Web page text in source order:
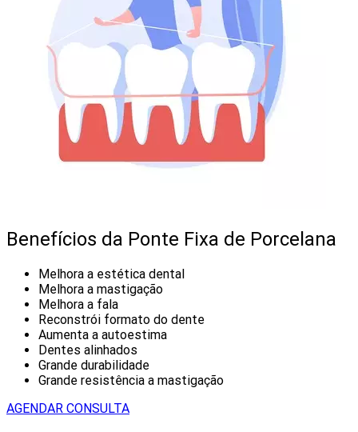
Benefícios da Ponte Fixa de Porcelana
Melhora a estética dental
Melhora a mastigação
Melhora a fala
Reconstrói formato do dente
Aumenta a autoestima
Dentes alinhados
Grande durabilidade
Grande resistência a mastigação
AGENDAR CONSULTA